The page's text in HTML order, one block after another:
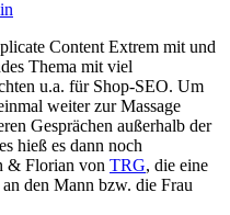
Content Extrem mit und
Thema mit viel
u.a. für Shop-SEO. Um
weiter zur Massage
Gesprächen außerhalb der
hieß es dann noch
& Florian von TRG, die eine
den Mann bzw. die Frau